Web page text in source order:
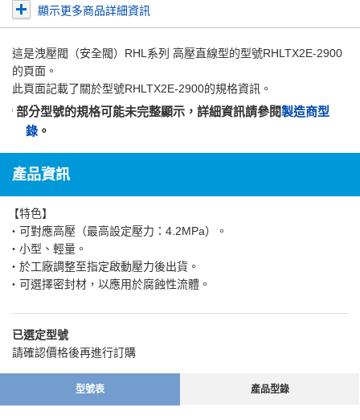
顯示更多商品詳細資訊
這是洩壓閥（安全閥）RHL系列 高壓直線型的型號RHLTX2E-2900
的頁面。
此頁面記載了關於型號RHLTX2E-2900的規格資訊。
部分型號的規格可能未完整顯示，詳細資訊請參閱製造商型
錄 。
產品資訊
【特色】
・可對應高壓（最高設定壓力：4.2MPa）。
・小型、輕量。
・於工廠調整至指定啟動壓力後出貨。
・可選擇密封材，以應用於腐蝕性流體。
已選定型號
請確認價格後再進行訂購
型號表 產品型錄